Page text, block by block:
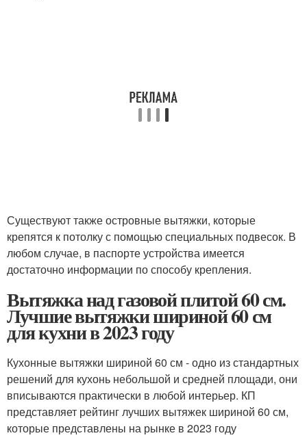
Существуют также островные вытяжки, которые
крепятся к потолку с помощью специальных подвесок. В
любом случае, в паспорте устройства имеется
достаточно информации по способу крепления.
Вытяжка над газовой плитой 60 см.
Лучшие вытяжки шириной 60 см
для кухни в 2023 году
Кухонные вытяжки шириной 60 см - одно из стандартных
решений для кухонь небольшой и средней площади, они
вписываются практически в любой интерьер. КП
представляет рейтинг лучших вытяжек шириной 60 см,
которые представлены на рынке в 2023 году